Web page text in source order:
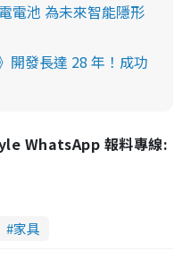
電池 為未來智能隱形
發長達 28 年！成功
WhatsApp 報料專線:
家具